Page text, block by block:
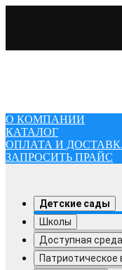
О КОМПАНИИ
КАТАЛОГ
ОПЛАТА И
ЗАПРОСИТЬ ПРАЙС
Детские сады
Школы
Доступная среда
Патриотическое